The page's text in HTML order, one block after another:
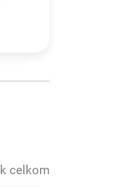
celkom